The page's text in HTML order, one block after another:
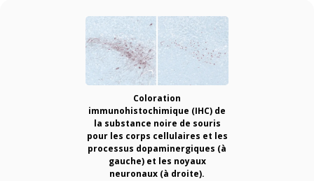
Coloration
immunohistochimique (IHC) de
la substance noire de souris
pour les corps cellulaires et les
processus dopaminergiques (à
gauche) et les noyaux
neuronaux (à droite).